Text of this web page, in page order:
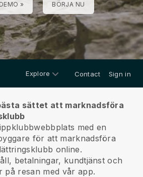
» BÖRJA NU
Explore Contact Sign in
sättet att marknadsföra
med en
för att marknadsföra
online.
betalningar, kundtjänst och
på resan med vår app.